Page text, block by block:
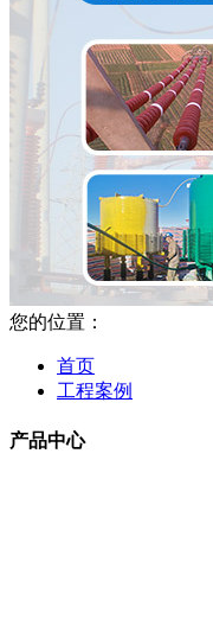
您的位置：
首页
工程案例
产品中心